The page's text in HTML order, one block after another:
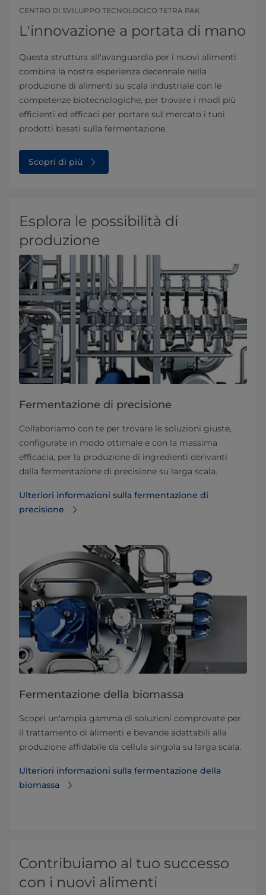
CENTRO DI SVILUPPO TECNOLOGICO TETRA PAK
L'innovazione a portata di mano
Questa struttura all'avanguardia per i nuovi alimenti
combina la nostra esperienza decennale nella
produzione di alimenti su scala industriale con le
competenze biotecnologiche, per trovare i modi più
efficienti ed efficaci per portare sul mercato i tuoi
prodotti basati sulla fermentazione.
Scopri di più
Esplora le possibilità di
produzione
Fermentazione di precisione
Collaboriamo con te per trovare le soluzioni giuste,
configurate in modo ottimale e con la massima
efficacia, per la produzione di ingredienti derivanti
dalla fermentazione di precisione su larga scala.
Ulteriori informazioni sulla fermentazione di
precisione
Fermentazione della biomassa
Scopri un'ampia gamma di soluzioni comprovate per
il trattamento di alimenti e bevande adattabili alla
produzione affidabile da cellula singola su larga scala.
Ulteriori informazioni sulla fermentazione della
biomassa
Contribuiamo al tuo successo
con i nuovi alimenti